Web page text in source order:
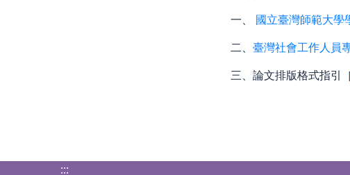
一、 國立臺灣師範大學
二、 臺灣社會工作人員
三、論文排版格式指引
:::